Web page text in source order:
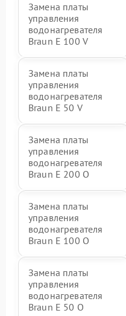
Замена платы
управления
водонагревателя
Braun E 100 V
Замена платы
управления
водонагревателя
Braun E 50 V
Замена платы
управления
водонагревателя
Braun E 200 O
Замена платы
управления
водонагревателя
Braun E 100 O
Замена платы
управления
водонагревателя
Braun E 50 O